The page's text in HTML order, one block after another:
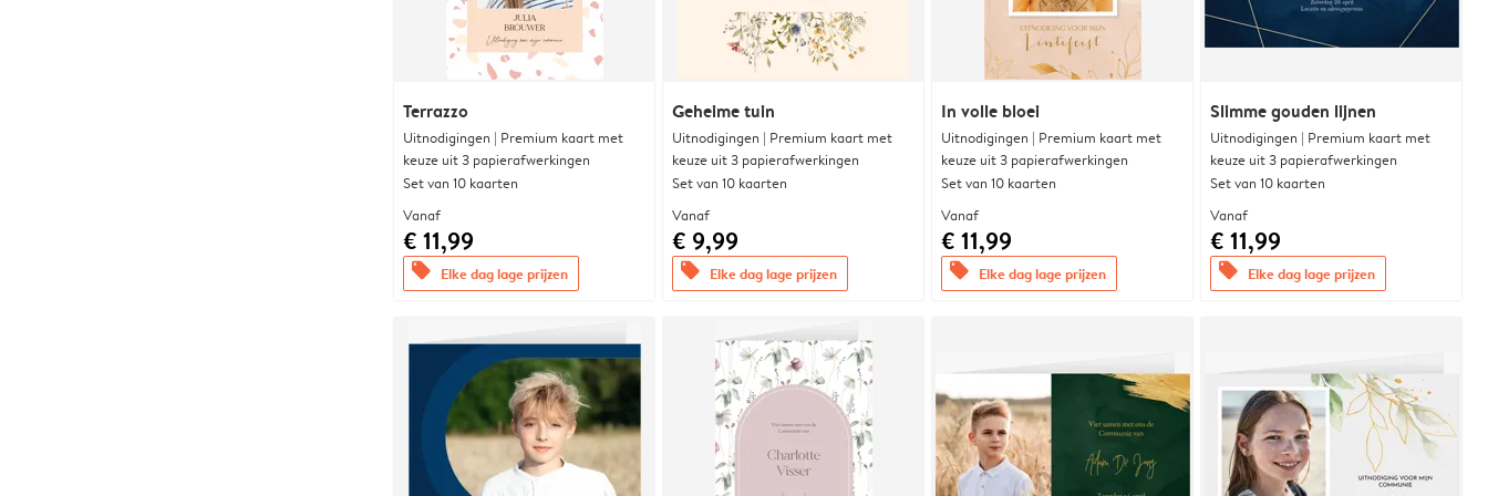
Terrazzo
Uitnodigingen | Premium kaart met
keuze uit 3 papierafwerkingen
Set van 10 kaarten
Vanaf
€ 11,99
offers Elke dag lage prijzen
Geheime tuin
Uitnodigingen | Premium kaart met
keuze uit 3 papierafwerkingen
Set van 10 kaarten
Vanaf
€ 9,99
offers Elke dag lage prijzen
In volle bloei
Uitnodigingen | Premium kaart met
keuze uit 3 papierafwerkingen
Set van 10 kaarten
Vanaf
€ 11,99
offers Elke dag lage prijzen
Slimme gouden lijnen
Uitnodigingen | Premium kaart met
keuze uit 3 papierafwerkingen
Set van 10 kaarten
Vanaf
€ 11,99
offers Elke dag lage prijzen